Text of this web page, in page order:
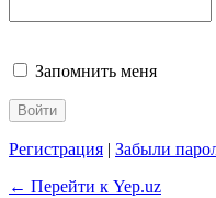
Запомнить меня
Регистрация | Забыли
← Перейти к Yep.uz